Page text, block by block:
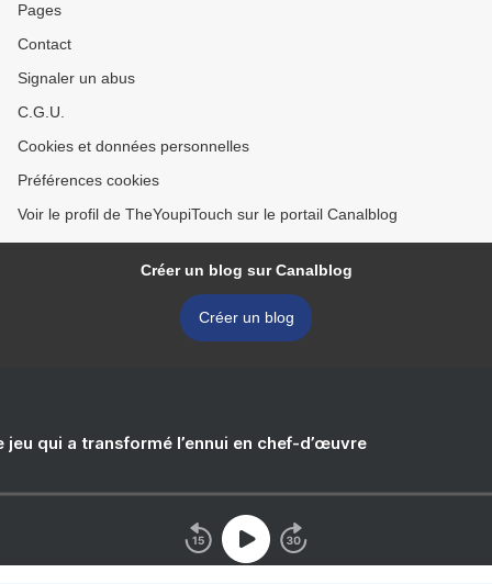
Pages
Contact
Signaler un abus
C.G.U.
Cookies et données personnelles
Préférences cookies
Voir le profil de TheYoupiTouch sur le portail Canalblog
Créer un blog sur Canalblog
Créer un blog
jeu qui a transformé l’ennui en chef-d’œuvre